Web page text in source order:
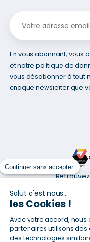
Continuer sans accepter
Salut c'est nous...
les Cookies !
Avec votre accord, nous
partenaires utilisons des
des technologies
En vous abonnant, vous
et notre politique de
vous désabonner à tout
chaque newsletter que
(1) Taux fixe national hors